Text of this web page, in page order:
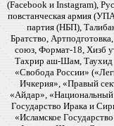
(Facebook и Instagram),
повстанческая армия
партия (НБП),
Братство,
союз, Формат-18, Хизб
Тахрир аш-Шам, Таухид
«Свобода России»
Ичкерия», «Правый
«Айдар», «Национальный
Государство Ирака и
«Исламское